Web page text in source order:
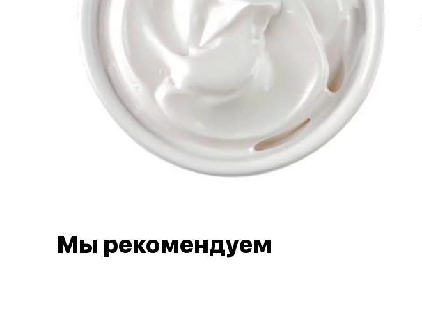
Мы рекомендуем